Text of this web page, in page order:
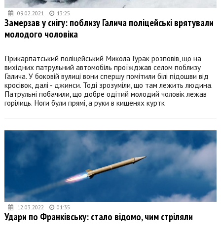
09.02.2021 13:25
Замерзав у снігу: поблизу Галича поліцейські врятували
молодого чоловіка
Прикарпатський поліцейський Микола Гурак розповів, що на
вихідних патрульний автомобіль проїжджав селом поблизу
Галича. У боковій вулиці вони спершу помітили білі підошви від
кросівок, далі - джинси. Тоді зрозуміли, що там лежить людина.
Патрульні побачили, що добре одітий молодий чоловік лежав
горілиць. Ноги були прямі, а руки в кишенях куртк
12.03.2022 01:35
Удари по Франківську: стало відомо, чим стріляли